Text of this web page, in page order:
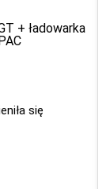
+ ładowarka
się